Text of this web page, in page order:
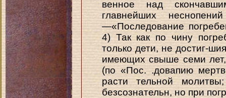
венное над
главнейших
—«Последование
4) Так как по чину
только дети, не достиг-
имеющих свыше семи лет,
(по «Пос. .довапию
расти тельной
безсознательн, но при